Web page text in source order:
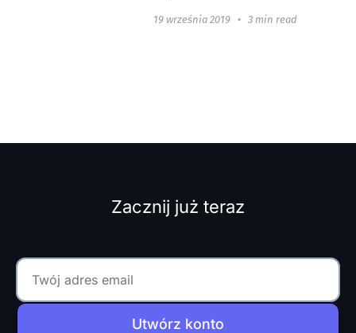
firm, w tym Danone,
19 września 2019 • 3 min read
Zacznij już teraz
Utwórz konto